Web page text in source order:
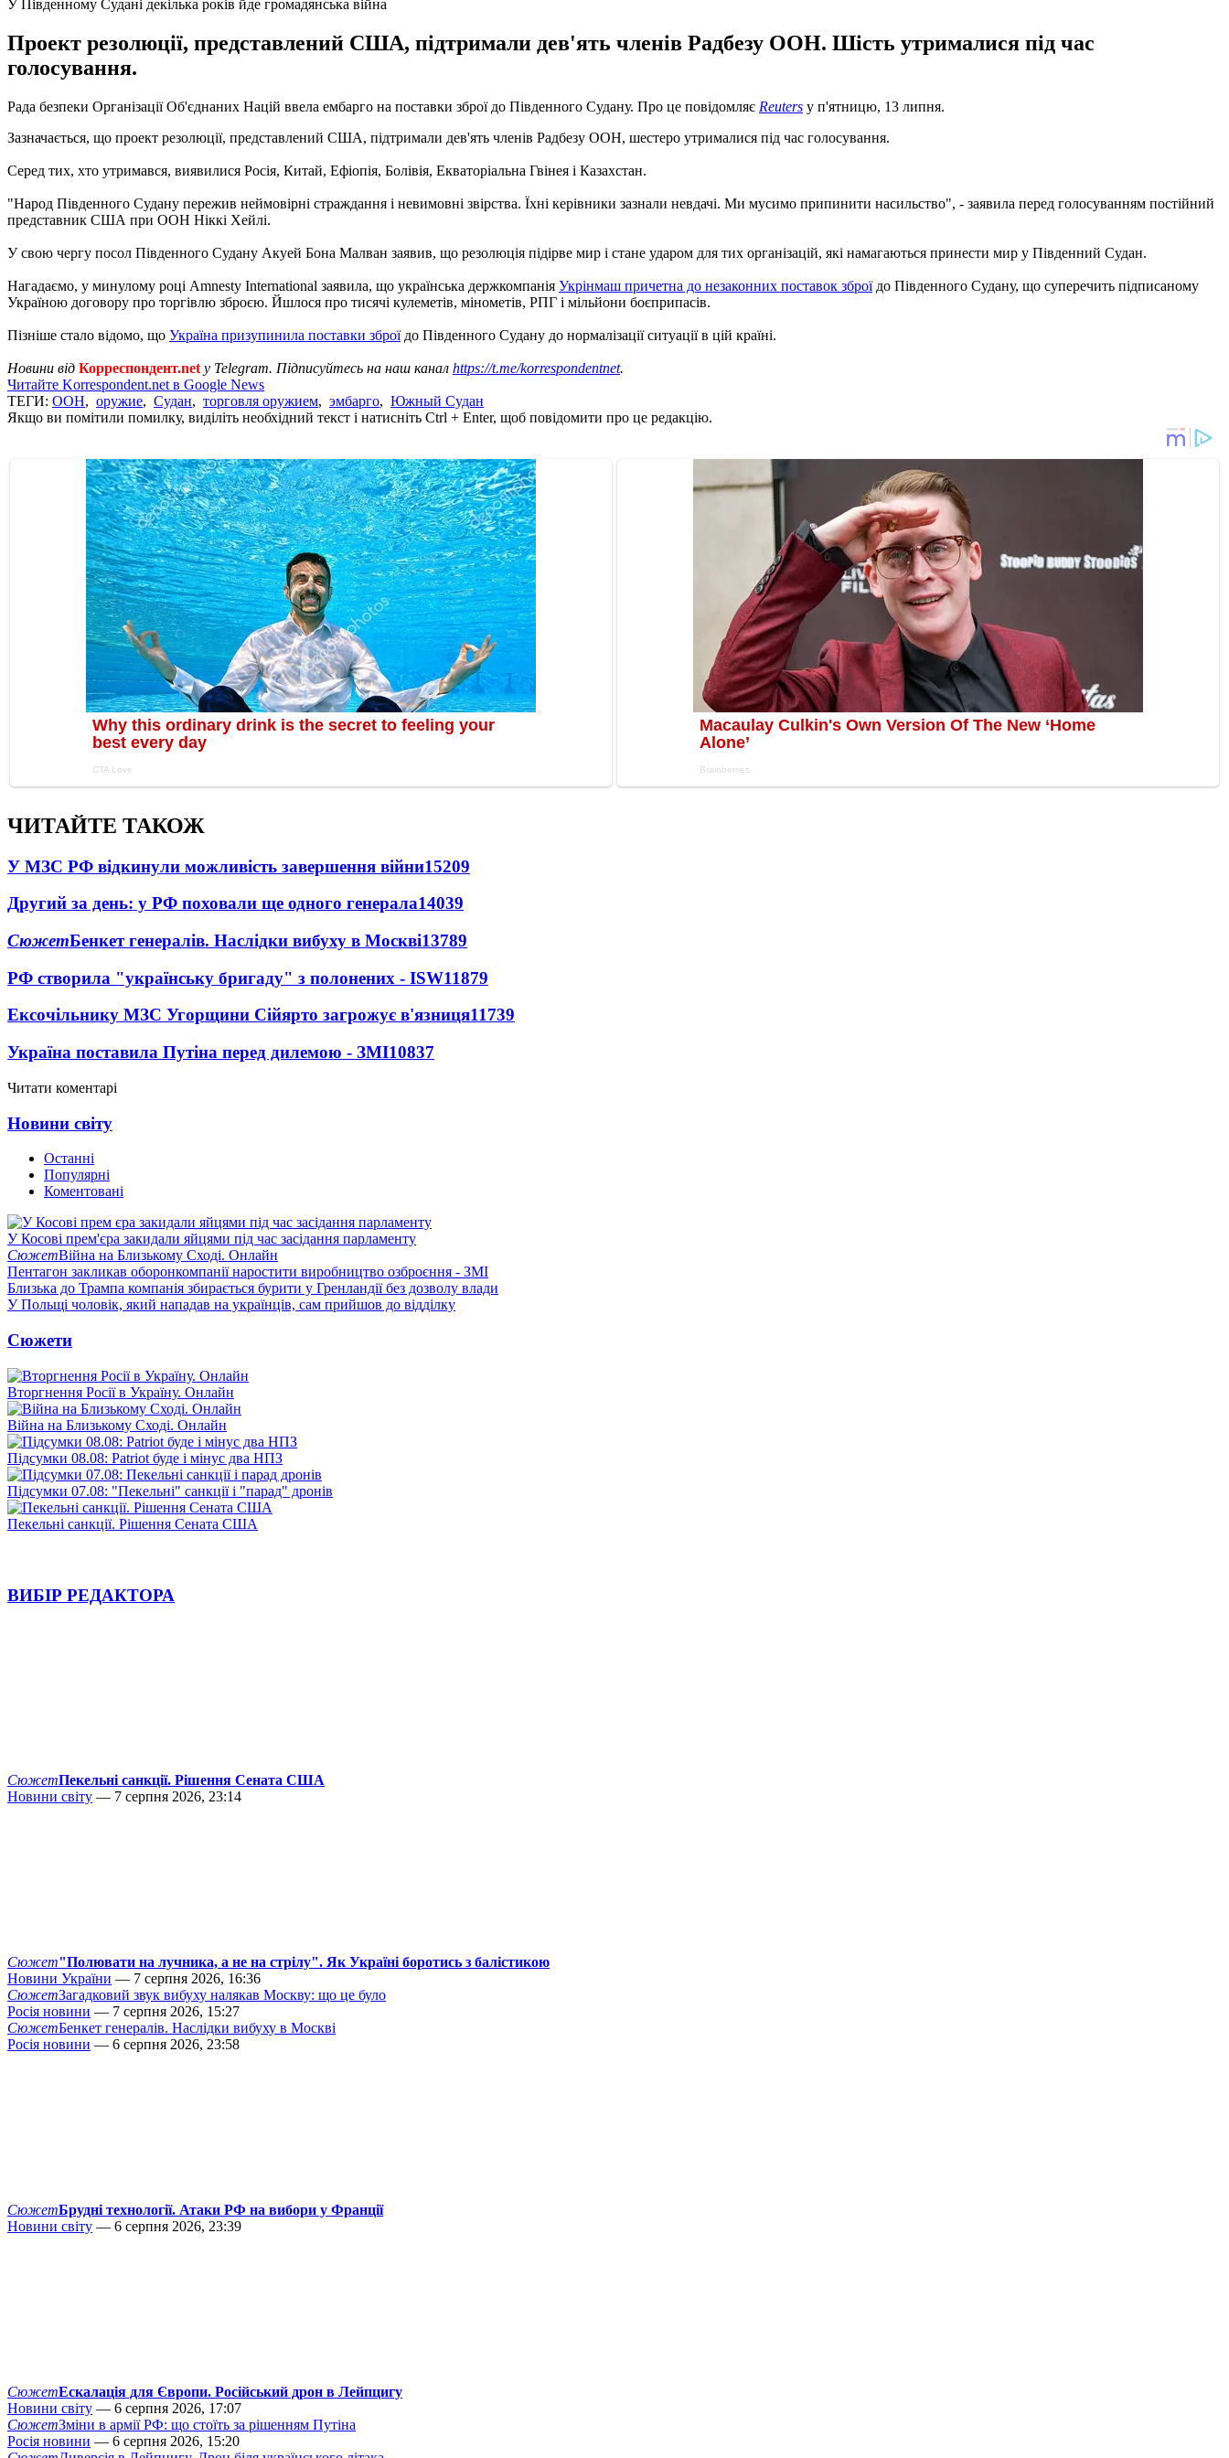
У Південному Судані декілька років йде громадянська війна
Проект резолюції, представлений США, підтримали дев'ять членів Радбезу ООН. Шість утрималися під час
голосування.
Рада безпеки Організації Об'єднаних Націй ввела ембарго на поставки зброї до Південного Судану. Про це повідомляє Reuters у п'ятницю, 13 липня.
Зазначається, що проект резолюції, представлений США, підтримали дев'ять членів Радбезу ООН, шестеро утрималися під час голосування.
Серед тих, хто утримався, виявилися Росія, Китай, Ефіопія, Болівія, Екваторіальна Гвінея і Казахстан.
"Народ Південного Судану пережив неймовірні страждання і невимовні звірства. Їхні керівники зазнали невдачі. Ми мусимо припинити насильство", - заявила перед голосуванням постійний
представник США при ООН Ніккі Хейлі.
У свою чергу посол Південного Судану Акуей Бона Малван заявив, що резолюція підірве мир і стане ударом для тих організацій, які намагаються принести мир у Південний Судан.
Нагадаємо, у минулому році Amnesty International заявила, що українська держкомпанія Укрінмаш причетна до незаконних поставок зброїдо Південного Судану, що суперечить підписаному
Україною договору про торгівлю зброєю. Йшлося про тисячі кулеметів, мінометів, РПГ і мільйони боєприпасів.
Пізніше стало відомо, що Україна призупинила поставки зброїдо Південного Судану до нормалізації ситуації в цій країні.
Новини від Корреспондент.net у Telegram. Підписуйтесь на наш канал https://t.me/korrespondentnet.
Читайте Korrespondent.net в Google News
ТЕГИ: ООН, оружие, Судан, торговля оружием, эмбарго, Южный Судан
Якщо ви помітили помилку, виділіть необхідний текст і натисніть Ctrl + Enter, щоб повідомити про це редакцію.
ЧИТАЙТЕ ТАКОЖ
У МЗС РФ відкинули можливість завершення війни15209
Другий за день: у РФ поховали ще одного генерала14039
СюжетБенкет генералів. Наслідки вибуху в Москві13789
РФ створила "українську бригаду" з полонених - ISW11879
Ексочільнику МЗС Угорщини Сійярто загрожує в'язниця11739
Україна поставила Путіна перед дилемою - ЗМІ10837
Читати коментарі
Новини світу
Останні
Популярні
Коментовані
У Косові прем'єра закидали яйцями під час засідання парламенту
СюжетВійна на Близькому Сході. Онлайн
Пентагон закликав оборонкомпанії наростити виробництво озброєння - ЗМІ
Близька до Трампа компанія збирається бурити у Гренландії без дозволу влади
У Польщі чоловік, який нападав на українців, сам прийшов до відділку
Сюжети
Вторгнення Росії в Україну. Онлайн
Війна на Близькому Сході. Онлайн
Підсумки 08.08: Patriot буде і мінус два НПЗ
Підсумки 07.08: "Пекельні" санкції і "парад" дронів
Пекельні санкції. Рішення Сената США
ВИБІР РЕДАКТОРА
СюжетПекельні санкції. Рішення Сената США
Новини світу — 7 серпня 2026, 23:14
Сюжет"Полювати на лучника, а не на стрілу". Як Україні боротись з балістикою
Новини України — 7 серпня 2026, 16:36
СюжетЗагадковий звук вибуху налякав Москву: що це було
Росія новини — 7 серпня 2026, 15:27
СюжетБенкет генералів. Наслідки вибуху в Москві
Росія новини — 6 серпня 2026, 23:58
СюжетБрудні технології. Атаки РФ на вибори у Франції
Новини світу — 6 серпня 2026, 23:39
СюжетЕскалація для Європи. Російський дрон в Лейпцигу
Новини світу — 6 серпня 2026, 17:07
СюжетЗміни в армії РФ: що стоїть за рішенням Путіна
Росія новини — 6 серпня 2026, 15:20